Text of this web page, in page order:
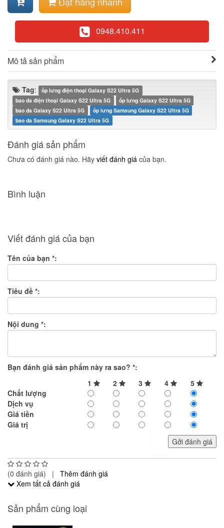
0948.410.411
Mô tả sản phẩm
Tag:
ốp lưng điện thoại Galaxy S22 Ultra 5G
bao da điện thoại Galaxy S22 Ultra 5G
ốp lưng Galaxy S22 Ultra 5G
bao da Galaxy S22 Ultra 5G
ốp lưng Samsung Galaxy S22 Ultra 5G
bao da Samsung Galaxy S22 Ultra 5G
Đánh giá sản phẩm
Chưa có đánh giá nào. Hãy viết đánh giá của bạn.
Bình luận
Viết đánh giá của bạn
Tên của bạn *:
Tiêu đề *:
Nội dung *:
Bạn đánh giá sản phẩm này ra sao? *:
1
2 3 4
5
Chất lượng
Dịch vụ
Giá tiền
Giá trị
Gởi đánh giá
(0 đánh giá) | Thêm đánh giá
Xem tất cả đánh giá
Sản phẩm cùng loại